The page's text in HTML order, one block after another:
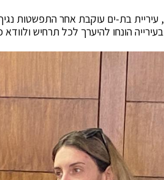
עיריית בת-ים עוקבת אחר התפשטות
הונחו להיערך לכל תרחיש